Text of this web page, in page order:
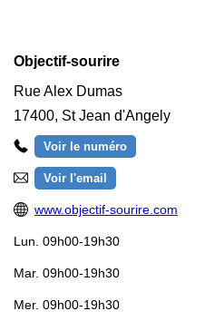
Objectif-sourire
Rue Alex Dumas
17400, St Jean d'Angely
Voir le numéro
Voir l'email
www.objectif-sourire.com
Lun. 09h00-19h30
Mar. 09h00-19h30
Mer. 09h00-19h30